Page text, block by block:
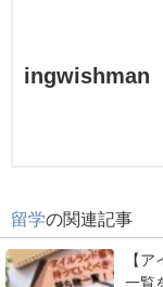
ingwishman
留学の関連記事
【
一覧